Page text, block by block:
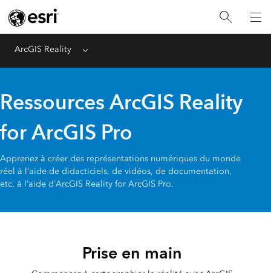
ArcGIS Reality Menu
Ressources ArcGIS Reality
for ArcGIS Pro
Apprenez à créer des représentations numériques du monde
réel à l’aide de didacticiels, de vidéos, de documentation,
etc. à l’aide d’ArcGIS Reality for ArcGIS Pro.
Prise en main